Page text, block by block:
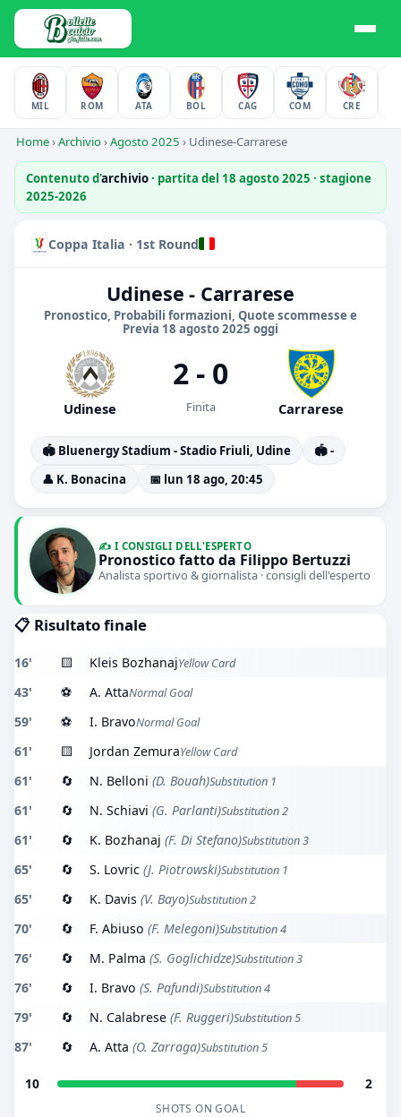
MIL ROM ATA BOL CAG COM CRE
Home›Archivio›Agosto 2025 › Udinese-Carrarese
Contenuto d'archivio· partita del 18 agosto 2025 · stagione
2025-2026
Coppa Italia · 1st Round
Udinese - Carrarese
Pronostico, Probabili formazioni, Quote scommesse e
Previa 18 agosto 2025 oggi
Udinese
2 - 0
Finita Carrarese
🏟️ Bluenergy Stadium - Stadio Friuli, Udine
🏟️ -
👤 K. Bonacina
📅 lun 18 ago, 20:45
✍️ I CONSIGLI DELL'ESPERTO
Pronostico fatto da Filippo Bertuzzi
Analista sportivo & giornalista · consigli dell'esperto
📋 Risultato finale
16' 🟨 Kleis BozhanajYellow Card
43' ⚽ A. AttaNormal Goal
59' ⚽ I. BravoNormal Goal
61' 🟨 Jordan ZemuraYellow Card
61' 🔄 N. Belloni (D. Bouah)Substitution 1
61' 🔄 N. Schiavi (G. Parlanti)Substitution 2
61' 🔄 K. Bozhanaj (F. Di Stefano)Substitution 3
65' 🔄 S. Lovric (J. Piotrowski)Substitution 1
65' 🔄 K. Davis (V. Bayo)Substitution 2
70' 🔄 F. Abiuso (F. Melegoni)Substitution 4
76' 🔄 M. Palma (S. Goglichidze)Substitution 3
76' 🔄 I. Bravo (S. Pafundi)Substitution 4
79' 🔄 N. Calabrese (F. Ruggeri)Substitution 5
87' 🔄 A. Atta (O. Zarraga)Substitution 5
10 2
SHOTS ON GOAL